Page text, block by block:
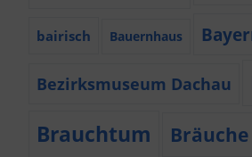
bairisch Bauernhaus
Bezirksmuseum Dachau
Brauchtum Bräuche